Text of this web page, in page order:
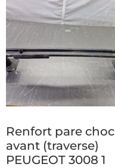
Renfort pare choc
avant (traverse)
PEUGEOT 3008 1